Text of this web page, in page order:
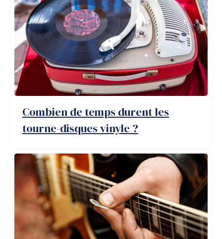
Combien de temps durent les
tourne-disques vinyle ?